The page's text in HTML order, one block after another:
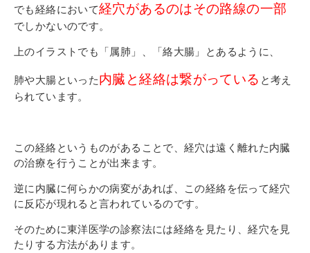
でも経絡において経穴があるのはその路線の一部
でしかないのです。
上のイラストでも「属肺」、「絡大腸」とあるように、
肺や大腸といった内臓と経絡は繋がっている と考え
られています。
この経絡というものがあることで、経穴は遠く離れた内臓
の治療を行うことが出来ます。
逆に内臓に何らかの病変があれば、この経絡を伝って経穴
に反応が現れると言われているのです。
そのために東洋医学の診察法には経絡を見たり、経穴を見
たりする方法があります。